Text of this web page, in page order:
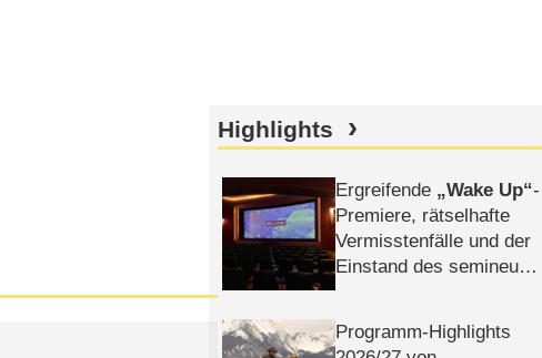
Highlights
Ergreifende Wake Up -
Premiere, rätselhafte
Vermisstenfälle und der
Einstand des semineuen
Programm-Highlights